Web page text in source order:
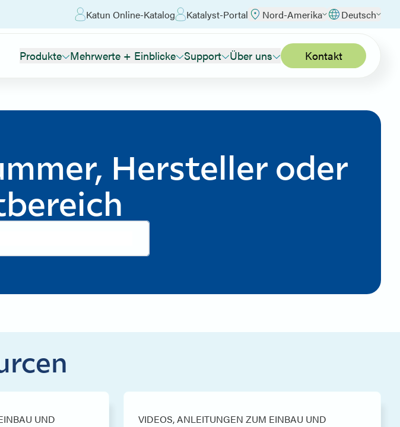
Katun Online-Katalog Katalyst-Portal Nord-Amerika Deutsch
Produkte Mehrwerte + Einblicke Support Über uns Kontakt
Hersteller oder
UND
VIDEOS,ANLEITUNGEN ZUM EINBAU UND